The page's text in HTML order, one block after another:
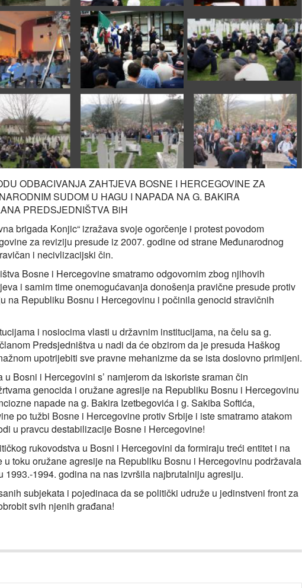
ODBACIVANJA ZAHTJEVA BOSNE I HERCEGOVINE ZA
SUDOM U HAGU I NAPADA NA G. BAKIRA
PREDSJEDNIŠTVA BiH
brigada Konjic“ izražava svoje ogorčenje i protest povodom
za reviziju presude iz 2007. godine od strane Međunarodnog
i necivlizacijski čin.
Bosne i Hercegovine smatramo odgovornim zbog njihovih
i samim time onemogućavanja donošenja pravične presude protiv
na Republiku Bosnu i Hercegovinu i počinila genocid stravičnih
i nosiocima vlasti u državnim institucijama, na čelu sa g.
Predsjedništva u nadi da će obzirom da je presuda Haškog
upotrijebiti sve pravne mehanizme da se ista doslovno primijeni.
Bosni i Hercegovini s’ namjerom da iskoriste sraman čin
genocida i oružane agresije na Republiku Bosnu i Hercegovinu
napade na g. Bakira Izetbegovića i g. Sakiba Softića,
po tužbi Bosne i Hercegovine protiv Srbije i iste smatramo atakom
u pravcu destabilizacije Bosne i Hercegovine!
rukovodstva u Bosni i Hercegovini da formiraju treći entitet i na
toku oružane agresije na Republiku Bosnu i Hercegovinu podržavala
1993.-1994. godina na nas izvršila najbrutalniju agresiju.
subjekata i pojedinaca da se politički udruže u jedinstveni front za
svih njenih građana!